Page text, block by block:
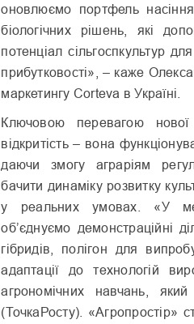
оновлюємо портфель
біологічних рішень, які
потенціал сільгоспкультур
прибутковості», – каже
маркетингу Corteva в Україні.
Ключовою перевагою
відкритість – вона
даючи змогу аграріям
бачити динаміку розвитку
у реальних умовах. «У
об’єднуємо демонстраційні
гібридів, полігон для
адаптації до технологій
агрономічних навчань,
(ТочкаРосту). «Агропростір»